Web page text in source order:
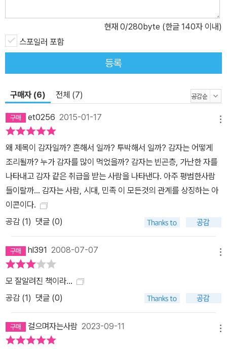
현재 0/280byte (한글 140자 이내)
스포일러 포함
등록
구매자 (6) 전체 (7)
et0256 2015-01-17
왜 제목이 감자일까? 흔해서 일까? 투박해서 일까? 감자는 어떻게
조리될까? 누가 감자를 많이 먹었을까? 감자는 빈곤층, 가난한 자를
나타내고 감자 같은 취급을 받는 사람을 나타낸다. 아주 평범한사람
들이랄까... 감자는 사람, 시대, 민족 이 모든것의 관계를 상징하는 아
이콘이다.
공감 (1) 댓글 (0)
hl391 2008-07-07
모 잘알려진 책이라...
공감 (1) 댓글 (0)
걸으며자는사람 2023-09-11